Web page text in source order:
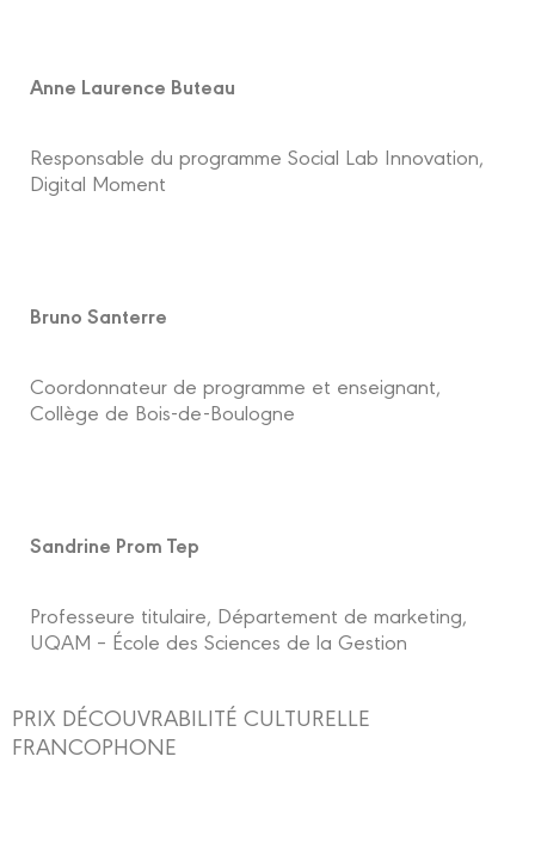
Anne Laurence Buteau
Responsable du programme Social Lab Innovation,
Digital Moment
Bruno Santerre
Coordonnateur de programme et enseignant,
Collège de Bois-de-Boulogne
Sandrine Prom Tep
Professeure titulaire, Département de marketing,
UQAM – École des Sciences de la Gestion
PRIX DÉCOUVRABILITÉ CULTURELLE
FRANCOPHONE